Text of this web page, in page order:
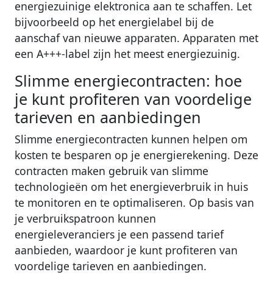
energiezuinige elektronica aan te schaffen. Let
bijvoorbeeld op het energielabel bij de
aanschaf van nieuwe apparaten. Apparaten met
een A+++-label zijn het meest energiezuinig.
Slimme energiecontracten: hoe
je kunt profiteren van voordelige
tarieven en aanbiedingen
Slimme energiecontracten kunnen helpen om
kosten te besparen op je energierekening. Deze
contracten maken gebruik van slimme
technologieën om het energieverbruik in huis
te monitoren en te optimaliseren. Op basis van
je verbruikspatroon kunnen
energieleveranciers je een passend tarief
aanbieden, waardoor je kunt profiteren van
voordelige tarieven en aanbiedingen.